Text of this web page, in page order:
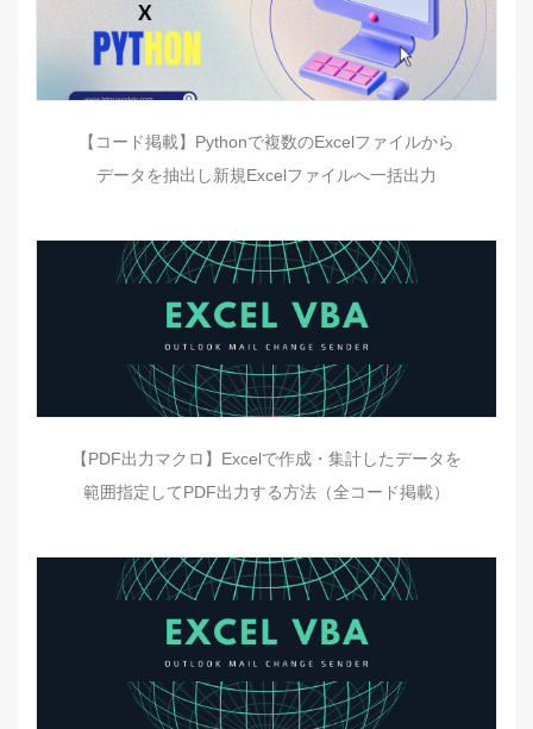
【コード掲載】Pythonで複数のExcelファイルから
データを抽出し新規Excelファイルへ一括出力
【PDF出力マクロ】Excelで作成・集計したデータを
範囲指定してPDF出力する方法（全コード掲載）